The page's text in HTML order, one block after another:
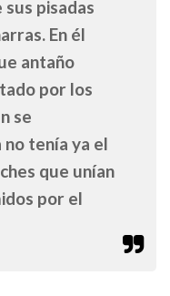
pisadas
En él
antaño
por los
se
no tenía ya el
que unían
por el